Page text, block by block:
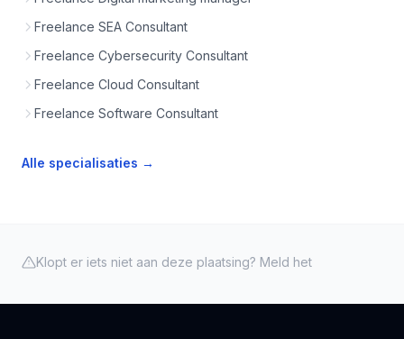
Freelance SEA Consultant
Freelance Cybersecurity Consultant
Freelance Cloud Consultant
Freelance Software Consultant
Alle specialisaties →
Klopt er iets niet aan deze plaatsing? Meld het